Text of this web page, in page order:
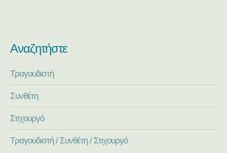
Αναζητήστε
Τραγουδιστή
Συνθέτη
Στιχουργό
Τραγουδιστή / Συνθέτη / Στιχουργό